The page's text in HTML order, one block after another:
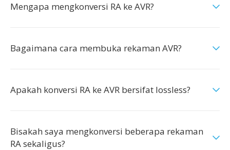
Mengapa mengkonversi RA ke AVR?
Bagaimana cara membuka rekaman AVR?
Apakah konversi RA ke AVR bersifat lossless?
Bisakah saya mengkonversi beberapa rekaman
RA sekaligus?